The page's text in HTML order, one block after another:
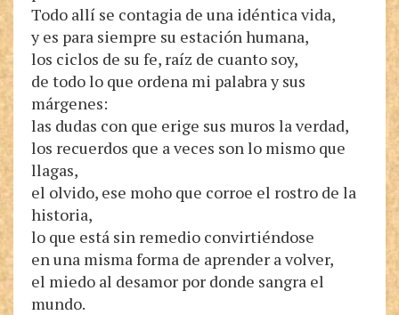
Todo allí se contagia de una idéntica vida,
y es para siempre su estación humana,
los ciclos de su fe, raíz de cuanto soy,
de todo lo que ordena mi palabra y sus
márgenes:
las dudas con que erige sus muros la verdad,
los recuerdos que a veces son lo mismo que
llagas,
el olvido, ese moho que corroe el rostro de la
historia,
lo que está sin remedio convirtiéndose
en una misma forma de aprender a volver,
el miedo al desamor por donde sangra el
mundo.